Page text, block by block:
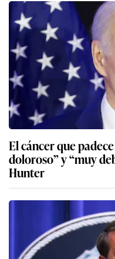
El cáncer que
doloroso” y “muy
Hunter